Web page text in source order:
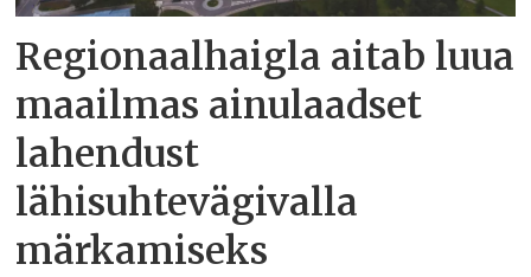
Regionaalhaigla aitab luua
maailmas ainulaadset
lahendust
lähisuhtevägivalla
märkamiseks